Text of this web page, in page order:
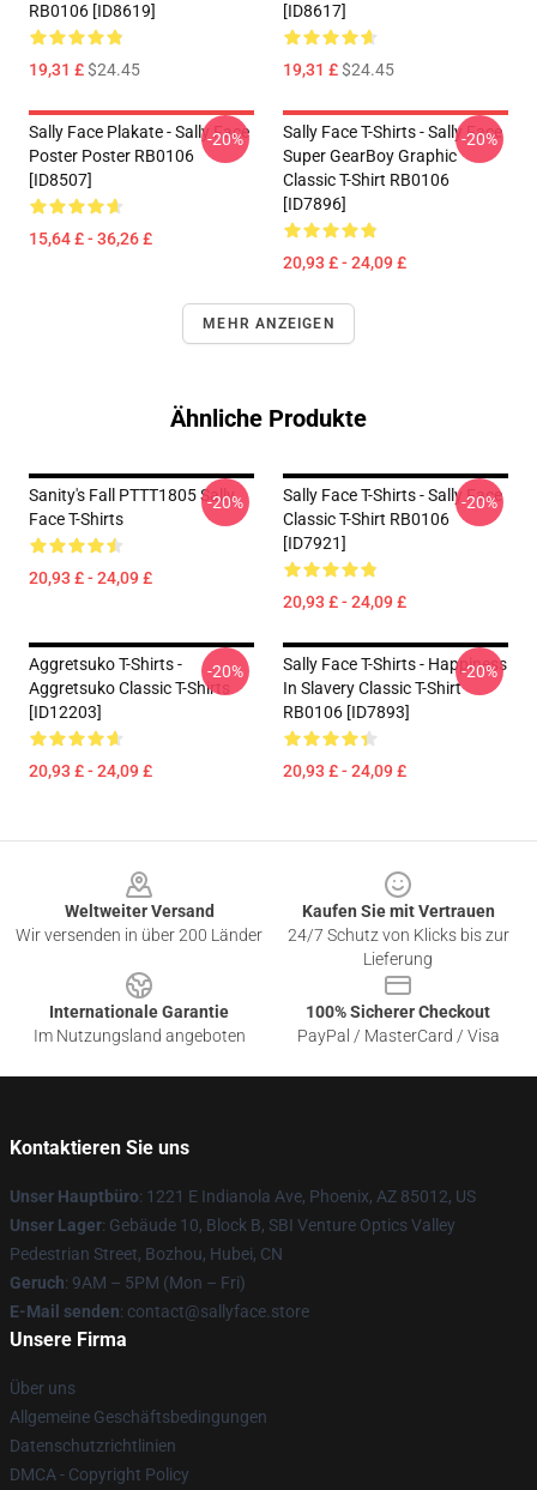
RB0106 [ID8619]
19,31 £$24.45
[ID8617]
19,31 £$24.45
Sally Face Plakate - Sally Face
Poster Poster RB0106
[ID8507]
15,64 £ - 36,26 £
-20%
Sally Face T-Shirts - Sally Face
Super GearBoy Graphic
Classic T-Shirt RB0106
[ID7896]
20,93 £ - 24,09 £
-20%
MEHR ANZEIGEN
Ähnliche Produkte
Sanity's Fall PTTT1805 Sally
Face T-Shirts
20,93 £ - 24,09 £
-20%
Sally Face T-Shirts - Sally Face
Classic T-Shirt RB0106
[ID7921]
20,93 £ - 24,09 £
-20%
Aggretsuko T-Shirts -
Aggretsuko Classic T-Shirts
[ID12203]
20,93 £ - 24,09 £
-20%
Sally Face T-Shirts - Happiness
In Slavery Classic T-Shirt
RB0106 [ID7893]
20,93 £ - 24,09 £
-20%
Weltweiter Versand
Wir versenden in über 200 Länder
Kaufen Sie mit Vertrauen
24/7 Schutz von Klicks bis zur
Lieferung
Internationale Garantie
Im Nutzungsland angeboten
100% Sicherer Checkout
PayPal / MasterCard / Visa
Kontaktieren Sie uns
Unser Hauptbüro: 1221 E Indianola Ave, Phoenix, AZ 85012, US
Unser Lager: Gebäude 10, Block B, SBI Venture Optics Valley
Pedestrian Street, Bozhou, Hubei, CN
Geruch: 9AM – 5PM (Mon – Fri)
E-Mail senden: contact@sallyface.store
Unsere Firma
Über uns
Allgemeine Geschäftsbedingungen
Datenschutzrichtlinien
DMCA - Copyright Policy